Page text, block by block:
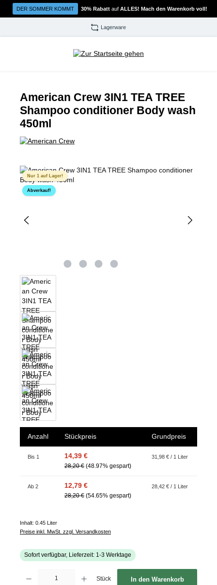
Zum Hauptinhalt springen
DER SOMMER KOMMT 30% Rabatt auf ALLES! Mach den Warenkorb voll!
Lagerware
American Crew 3IN1 TEA TREE
Shampoo conditioner Body wash
450ml
Bildergalerie überspringen
Nur 1 auf Lager!
Abverkauf!
Anzahl Stückpreis Grundpreis
Bis 1 14,39 €
28,20 € (48.97% gespart)
31,98 € / 1 Liter
Ab 2 12,79 €
28,20 € (54.65% gespart)
28,42 € / 1 Liter
Inhalt: 0.45 Liter
Preise inkl. MwSt. zzgl. Versandkosten
Sofort verfügbar, Lieferzeit: 1-3 Werktage
Stück In den Warenkorb